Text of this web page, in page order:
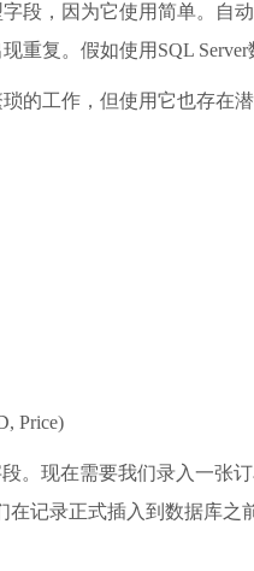
段，因为它使用简单。自
重复。假如使用SQL
的工作，但使用它也存在
Price)
。现在需要我们录入一张
在记录正式插入到数据库